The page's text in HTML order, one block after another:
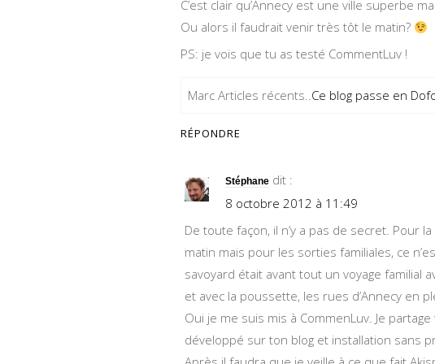
C’est clair qu’Annecy est une ville superbe
Ou alors il faudrait venir très tôt le matin?
PS: je vois que tu as testé CommentLuv !
Marc Articles récents..Ce blog passe en
RÉPONDRE
Stéphane dit :
8 octobre 2012 à 11:49
De toute façon, il n’y a pas de secret. Pour
matin mais pour les sorties familiales, ce
savoyard était avant tout un voyage familial
et avec la poussette, les rues d’Annecy en
Oui je me suis mis à CommenLuv. Je
développé sur ton blog et installation sans